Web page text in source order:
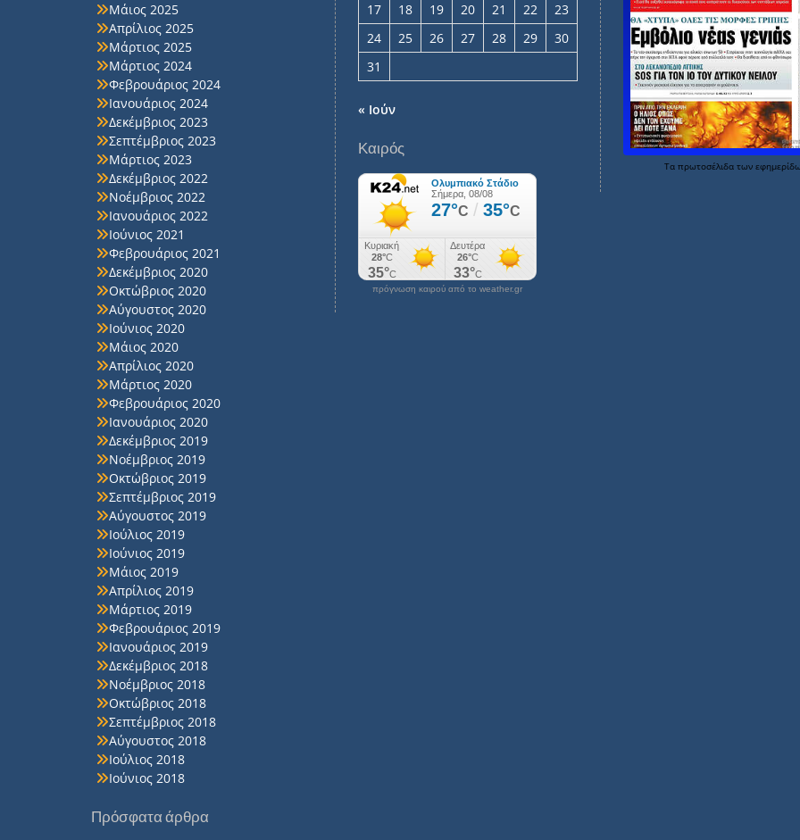
Μάιος 2025
Απρίλιος 2025
Μάρτιος 2025
Μάρτιος 2024
Φεβρουάριος 2024
Ιανουάριος 2024
Δεκέμβριος 2023
Σεπτέμβριος 2023
Μάρτιος 2023
Δεκέμβριος 2022
Νοέμβριος 2022
Ιανουάριος 2022
Ιούνιος 2021
Φεβρουάριος 2021
Δεκέμβριος 2020
Οκτώβριος 2020
Αύγουστος 2020
Ιούνιος 2020
Μάιος 2020
Απρίλιος 2020
Μάρτιος 2020
Φεβρουάριος 2020
Ιανουάριος 2020
Δεκέμβριος 2019
Νοέμβριος 2019
Οκτώβριος 2019
Σεπτέμβριος 2019
Αύγουστος 2019
Ιούλιος 2019
Ιούνιος 2019
Μάιος 2019
Απρίλιος 2019
Μάρτιος 2019
Φεβρουάριος 2019
Ιανουάριος 2019
Δεκέμβριος 2018
Νοέμβριος 2018
Οκτώβριος 2018
Σεπτέμβριος 2018
Αύγουστος 2018
Ιούλιος 2018
Ιούνιος 2018
Πρόσφατα άρθρα
17
18 19 20 21 22
23
24
25 26 27 28 29
30
31
« Ιούν
Καιρός
πρόγνωση καιρού από το weather.gr
Τα πρωτοσέλιδα των